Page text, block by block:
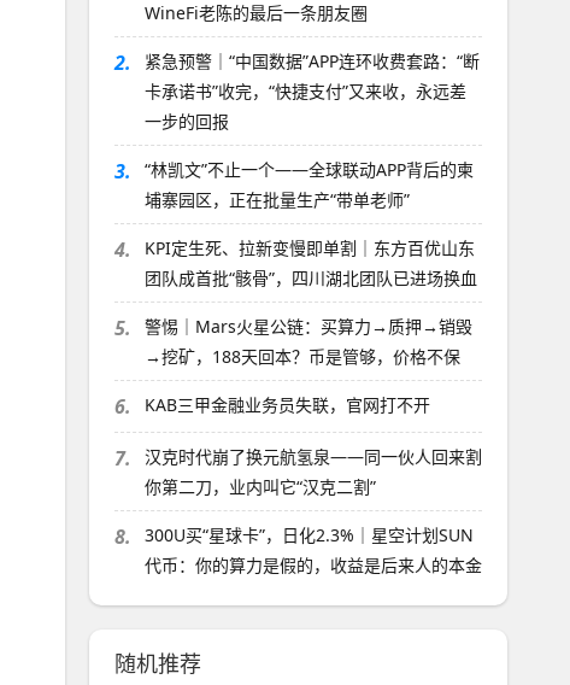
WineFi老陈的最后一条朋友圈
2.
紧急预警｜“中国数据”APP连环收费套路：“断
卡承诺书”收完，“快捷支付”又来收，永远差
一步的回报
3.
“林凯文”不止一个——全球联动APP背后的柬
埔寨园区，正在批量生产“带单老师”
4.
KPI定生死、拉新变慢即单割｜东方百优山东
团队成首批“骸骨”，四川湖北团队已进场换血
5.
警惕｜Mars火星公链：买算力→质押→销毁
→挖矿，188天回本？币是管够，价格不保
6. KAB三甲金融业务员失联，官网打不开
7.
汉克时代崩了换元航氢泉——同一伙人回来割
你第二刀，业内叫它“汉克二割”
8.
300U买“星球卡”，日化2.3%｜星空计划SUN
代币：你的算力是假的，收益是后来人的本金
随机推荐